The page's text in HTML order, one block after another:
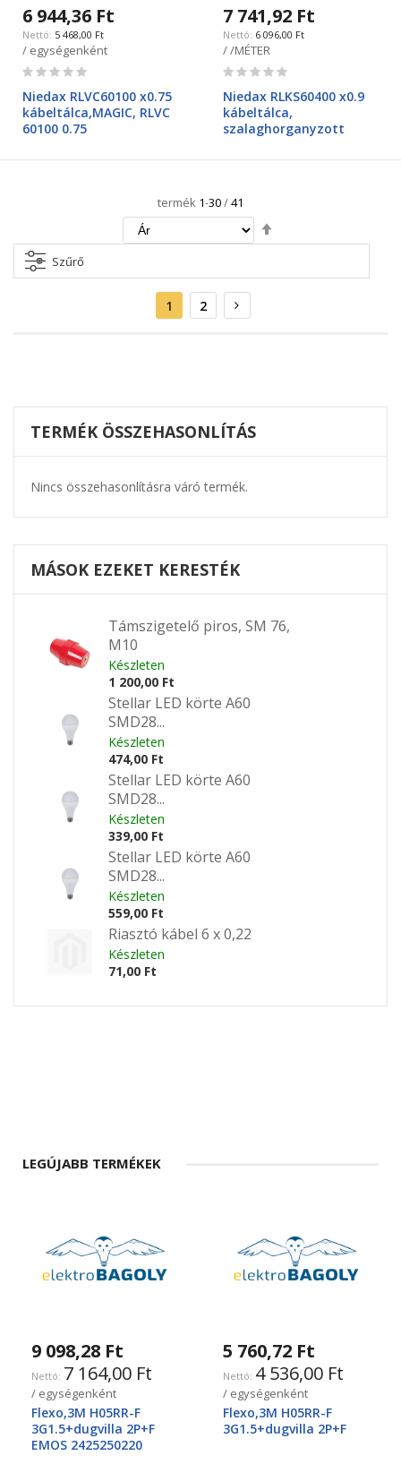
6 944,36 Ft
5 468,00 Ft
/ egységenként
Rating:
Niedax RLVC60100 x0.75
kábeltálca,MAGIC, RLVC
60100 0.75
7 741,92 Ft
6 096,00 Ft
/ /MÉTER
Rating:
Niedax RLKS60400 x0.9
kábeltálca,
szalaghorganyzott
termék 1-30/41
irány
Szűrő
Oldal
Aktuális
oldal
1 Oldal
2 Oldal
Következő
TERMÉK ÖSSZEHASONLÍTÁS
Nincs összehasonlításra váró termék.
MÁSOK EZEKET KERESTÉK
Támszigetelő piros, SM 76,
M10
Készleten
1 200,00 Ft
Stellar LED körte A60
SMD28...
Készleten
474,00 Ft
Stellar LED körte A60
SMD28...
Készleten
339,00 Ft
Stellar LED körte A60
SMD28...
Készleten
559,00 Ft
Riasztó kábel 6 x 0,22
Készleten
71,00 Ft
LEGÚJABB TERMÉKEK
9 098,28 Ft
7 164,00 Ft
/ egységenként
Flexo,3M H05RR-F
3G1.5+dugvilla 2P+F
EMOS 2425250220
5 760,72 Ft
4 536,00 Ft
/ egységenként
Flexo,3M H05RR-F
3G1.5+dugvilla 2P+F